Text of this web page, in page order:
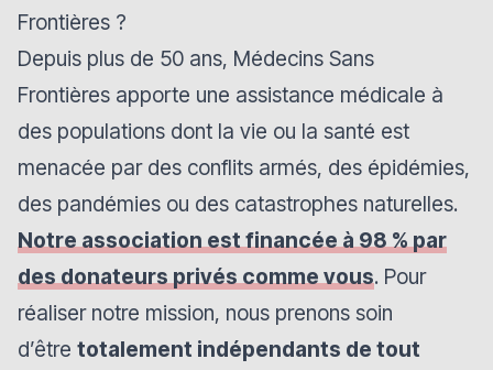
Frontières ?
Depuis plus de 50 ans, Médecins Sans
Frontières apporte une assistance médicale à
des populations dont la vie ou la santé est
menacée par des conflits armés, des épidémies,
des pandémies ou des catastrophes naturelles.
Notre association est financée à 98 % par
des donateurs privés comme vous. Pour
réaliser notre mission, nous prenons soin
d’être totalement indépendants de tout